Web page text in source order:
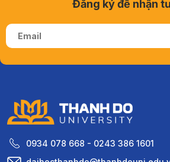
0934 078 668 - 0243 386 1601
Đăng ký để nhận